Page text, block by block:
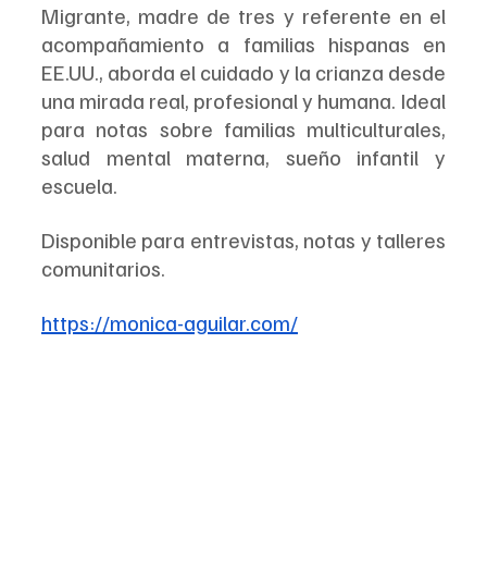
Migrante, madre de tres y referente en el
acompañamiento a familias hispanas en
EE.UU., aborda el cuidado y la crianza desde
una mirada real, profesional y humana. Ideal
para notas sobre familias multiculturales,
salud mental materna, sueño infantil y
escuela.
Disponible para entrevistas, notas y talleres
comunitarios.
https://monica-aguilar.com/